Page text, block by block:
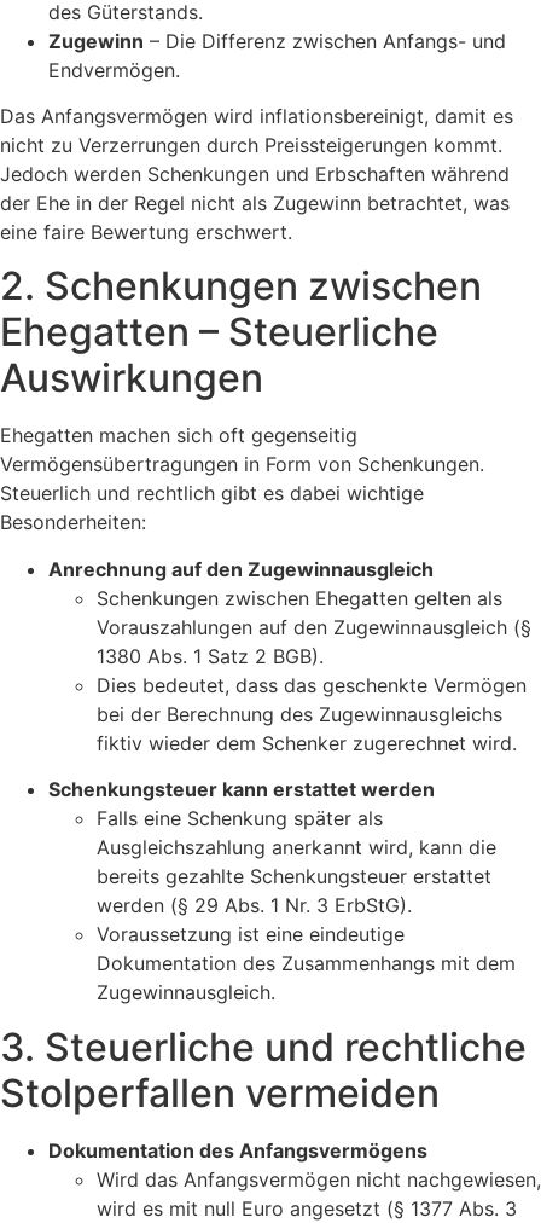
des Güterstands.
Zugewinn – Die Differenz zwischen Anfangs- und
Endvermögen.
Das Anfangsvermögen wird inflationsbereinigt, damit es
nicht zu Verzerrungen durch Preissteigerungen kommt.
Jedoch werden Schenkungen und Erbschaften während
der Ehe in der Regel nicht als Zugewinn betrachtet, was
eine faire Bewertung erschwert.
2. Schenkungen zwischen
Ehegatten – Steuerliche
Auswirkungen
Ehegatten machen sich oft gegenseitig
Vermögensübertragungen in Form von Schenkungen.
Steuerlich und rechtlich gibt es dabei wichtige
Besonderheiten:
Anrechnung auf den Zugewinnausgleich
Schenkungen zwischen Ehegatten gelten als
Vorauszahlungen auf den Zugewinnausgleich (§
1380 Abs. 1 Satz 2 BGB).
Dies bedeutet, dass das geschenkte Vermögen
bei der Berechnung des Zugewinnausgleichs
fiktiv wieder dem Schenker zugerechnet wird.
Schenkungsteuer kann erstattet werden
Falls eine Schenkung später als
Ausgleichszahlung anerkannt wird, kann die
bereits gezahlte Schenkungsteuer erstattet
werden (§ 29 Abs. 1 Nr. 3 ErbStG).
Voraussetzung ist eine eindeutige
Dokumentation des Zusammenhangs mit dem
Zugewinnausgleich.
3. Steuerliche und rechtliche
Stolperfallen vermeiden
Dokumentation des Anfangsvermögens
Wird das Anfangsvermögen nicht nachgewiesen,
wird es mit null Euro angesetzt (§ 1377 Abs. 3